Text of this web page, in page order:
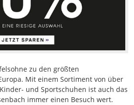
zu den größten
Mit einem Sortiment von über
und Sportschuhen ist auch das
immer einen Besuch wert.